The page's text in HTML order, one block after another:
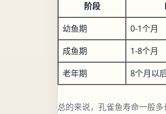
阶段
幼鱼期
0-1个月
成鱼期
1-8个月
老年期
8个月以
总的来说，孔雀鱼寿命一般